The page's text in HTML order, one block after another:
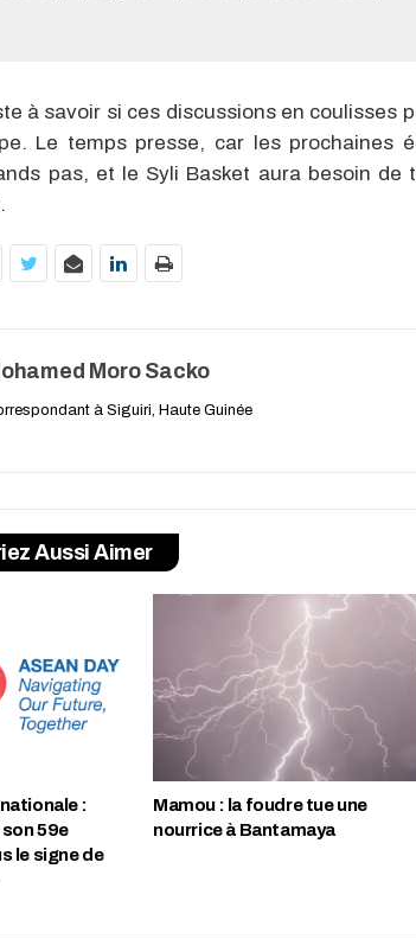
à savoir si ces discussions en coulisses
Le temps presse, car les prochaines
pas, et le Syli Basket aura besoin de
Moro Sacko
à Siguiri, Haute Guinée
Aussi Aimer
:
son 59e
le signe de
Mamou : la foudre tue une
nourrice à Bantamaya